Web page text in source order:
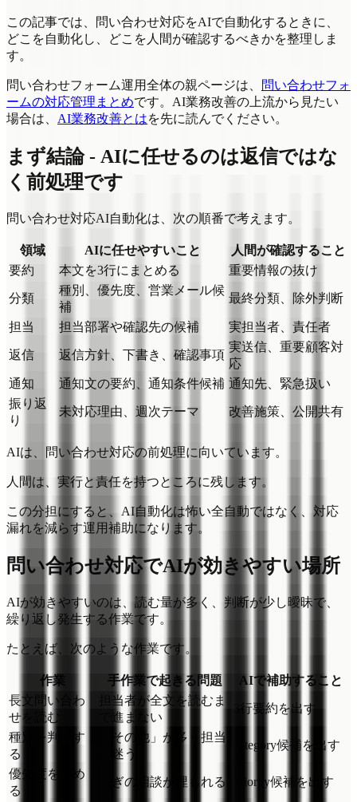
この記事では、問い合わせ対応をAIで自動化するときに、
どこを自動化し、どこを人間が確認するべきかを整理しま
す。
問い合わせフォーム運用全体の親ページは、
問い合わせフォ
ームの対応管理まとめです。AI業務改善の上流から見たい
場合は、 AI業務改善とはを先に読んでください。
まず結論 - AIに任せるのは返信ではな
く前処理です
問い合わせ対応AI自動化は、次の順番で考えます。
領域 AIに任せやすいこと
人間が確認すること
要約
本文を3行にまとめる 重要情報の抜け
分類
種別、優先度、営業メール候
補
最終分類、除外判断
担当 担当部署や確認先の候補 実担当者、責任者
返信 返信方針、下書き、確認事項
実送信、重要顧客対
応
通知
通知文の要約、通知条件候補 通知先、緊急扱い
振り返
り
未対応理由、週次テーマ 改善施策、公開共有
AIは、問い合わせ対応の前処理に向いています。
人間は、実行と責任を持つところに残します。
この分担にすると、AI自動化は怖い全自動ではなく、対応
漏れを減らす運用補助になります。
問い合わせ対応でAIが効きやすい場所
AIが効きやすいのは、読む量が多く、判断が少し曖昧で、
繰り返し発生する作業です。
たとえば、次のような作業です。
作業 手作業で起きる問題
AIで補助すること
長文問い合わ
せを読む
担当者が全文を読むま
で進まない
3行要約を出す
種別を判断す
る
「その他」が多く担当
が迷う
category候補を出す
優先度を決め
る
急ぎの相談が埋もれる priority候補を出す